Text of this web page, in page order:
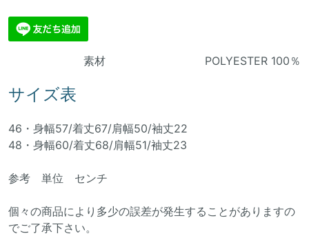
素材 POLYESTER 100％
サイズ表
46・身幅57/着丈67/肩幅50/袖丈22
48・身幅60/着丈68/肩幅51/袖丈23
参考 単位 センチ
個々の商品により多少の誤差が発生することがありますの
でご了承下さい。